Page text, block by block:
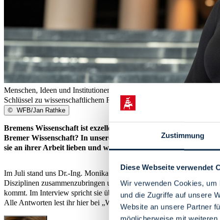
Zustimmung
Diese Webseite verwendet
Wir verwenden Cookies,
und die Zugriffe auf unsere
Website an unsere Partner
Menschen, Ideen und Institutionen zusammenbringen – und so die
Schlüssel zu wissenschaftlichem Fortschritt hält und welche
© WFB/Jan Rathke
Bremens Wissenschaft ist exzellent! Und daran haben
Bremer Wissenschaft? In unserer Porträt-ReiheWissenschaft
sie an ihrer Arbeit lieben und warum der Standort Bremen für
Im Juli stand uns Dr.-Ing. Monika Michaelis Rede und Antwort. Als
Disziplinen zusammenzubringen und so neue Ideen entstehen zu
kommt. Im Interview spricht sie über ihren ungewöhnlichen
Alle Antworten lest ihr hier bei „Wissenschaft persönlich“.